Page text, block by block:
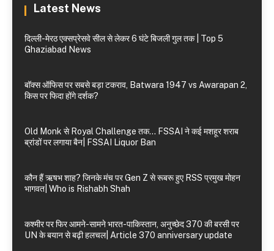
Latest News
दिल्ली-मेरठ एक्सप्रेसवे सील से लेकर 6 घंटे बिजली गुल तक | Top 5
Ghaziabad News
बॉक्स ऑफिस पर सबसे बड़ा टकराव, Batwara 1947 vs Awarapan 2,
किस पर फिदा होंगे दर्शक?
Old Monk से Royal Challenge तक… FSSAI ने कई मशहूर शराब
ब्रांडों पर लगाया बैन| FSSAI Liquor Ban
कौन हैं ऋषभ शाह? जिनके मंच पर Gen Z से रूबरू हुए RSS प्रमुख मोहन
भागवत| Who is Rishabh Shah
कश्मीर पर फिर आमने-सामने भारत-पाकिस्तान, अनुच्छेद 370 की बरसी पर
UN के बयान से बढ़ी हलचल| Article 370 anniversary update